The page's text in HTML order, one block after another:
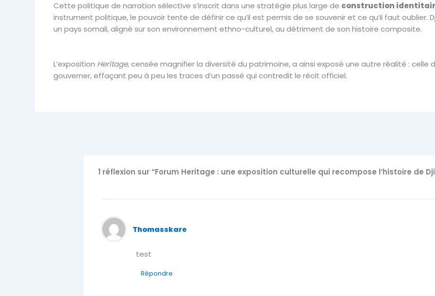
Cette politique de narration sélective s’inscrit dans une stratégie plus large de construction
instrument politique, le pouvoir tente de définir ce qu’il est permis de se souvenir et ce qu’il faut
un pays somali, aligné sur son environnement ethno-culturel, au détriment de son histoire composite.
L’exposition Heritage, censée magnifier la diversité du patrimoine, a ainsi exposé une autre réalité : celle
gouverner, effaçant peu à peu les traces d’un passé qui contredit le récit officiel.
1 réflexion sur “Forum Heritage : une exposition culturelle qui recompose l’histoire de
Thomasskare
test
Répondre